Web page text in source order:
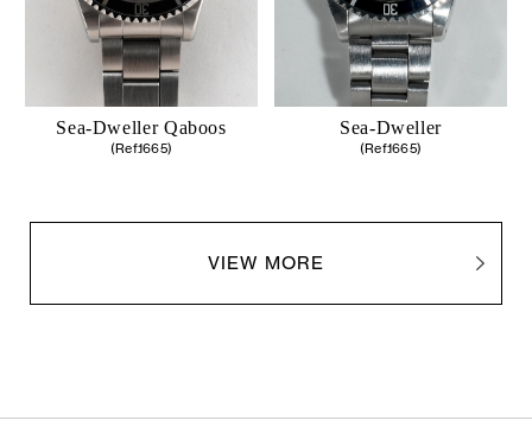
Sea-Dweller Qaboos
(Ref.1665)
Sea-Dweller
(Ref.1665)
VIEW MORE